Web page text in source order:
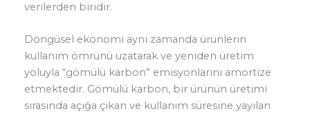
verilerden biridir.
Döngüsel ekonomi aynı zamanda ürünlerin
kullanım ömrünü uzatarak ve yeniden üretim
yoluyla “gömülü karbon” emisyonlarını amortize
etmektedir. Gömülü karbon, bir ürünün üretimi
sırasında açığa çıkan ve kullanım süresine yayılan